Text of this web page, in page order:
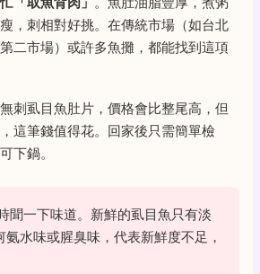
，刺相對好挑。在傳統市場（如台北
二市場）或許多魚攤，都能找到這項
刺虱目魚肚片，價格會比整尾高，但
這筆錢值得花。回家後只需簡單檢
下鍋。
聞一下味道。新鮮的虱目魚只有淡
水味或腥臭味，代表新鮮度不足，